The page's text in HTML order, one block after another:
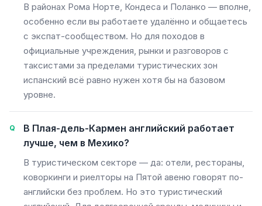
В районах Рома Норте, Кондеса и Поланко — вполне,
особенно если вы работаете удалённо и общаетесь
с экспат-сообществом. Но для походов в
официальные учреждения, рынки и разговоров с
таксистами за пределами туристических зон
испанский всё равно нужен хотя бы на базовом
уровне.
В Плая-дель-Кармен английский работает
лучше, чем в Мехико?
В туристическом секторе — да: отели, рестораны,
коворкинги и риелторы на Пятой авеню говорят по-
английски без проблем. Но это туристический